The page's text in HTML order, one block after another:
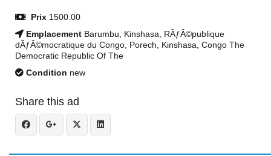
Prix 1500.00
Emplacement Barumbu, Kinshasa, RÃƒÂ©publique
dÃƒÂ©mocratique du Congo, Porech, Kinshasa, Congo The
Democratic Republic Of The
Condition new
Share this ad